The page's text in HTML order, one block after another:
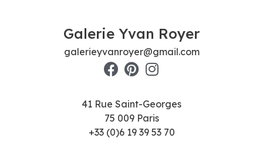
Galerie Yvan Royer
galerieyvanroyer@gmail.com
41 Rue Saint-Georges
75 009 Paris
+33 (0)6 19 39 53 70